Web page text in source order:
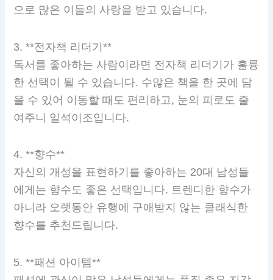
으로 많은 이들의 사랑을 받고 있습니다.
3. **전자책 리더기**
독서를 좋아하는 사람이라면 전자책 리더기가 훌륭
한 선택이 될 수 있습니다. 수많은 책을 한 곳에 담
을 수 있어 이동할 때도 편리하고, 눈의 피로도 줄
여주니 일석이조입니다.
4. **향수**
자신의 개성을 표현하기를 좋아하는 20대 남성들
에게는 향수도 좋은 선택입니다. 트렌디한 향수가
아니라 오랫동안 유행에 구애받지 않는 클래식한
향수를 추천드립니다.
5. **패션 아이템**